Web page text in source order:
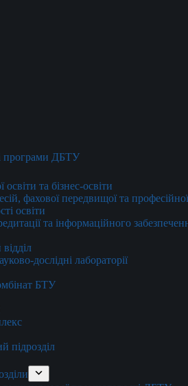
програми ДБТУ
та бізнес-освіти
фахової передвищої та
освіти
та інформаційного
дослідні лабораторії
БТУ
підрозділ